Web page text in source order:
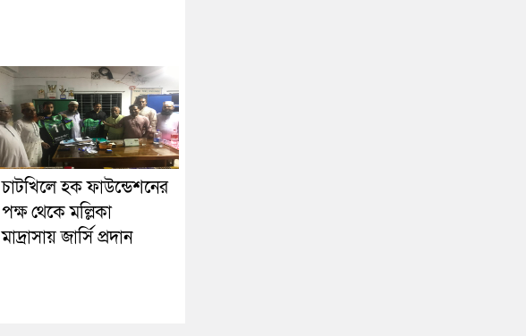
চাটখিলে হক ফাউন্ডেশনের
পক্ষ থেকে মল্লিকা
মাদ্রাসায় জার্সি প্রদান